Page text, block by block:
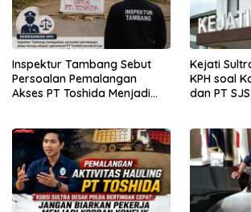
Inspektur Tambang Sebut
Persoalan Pemalangan
Akses PT Toshida Menjadi
Kejati
KPH soal
dan PT SJS